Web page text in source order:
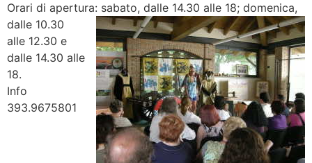
Orari di apertura: sabato, dalle 14.30 alle 18; domenica,
dalle 10.30
alle 12.30 e
dalle 14.30 alle
18.
Info
393.9675801